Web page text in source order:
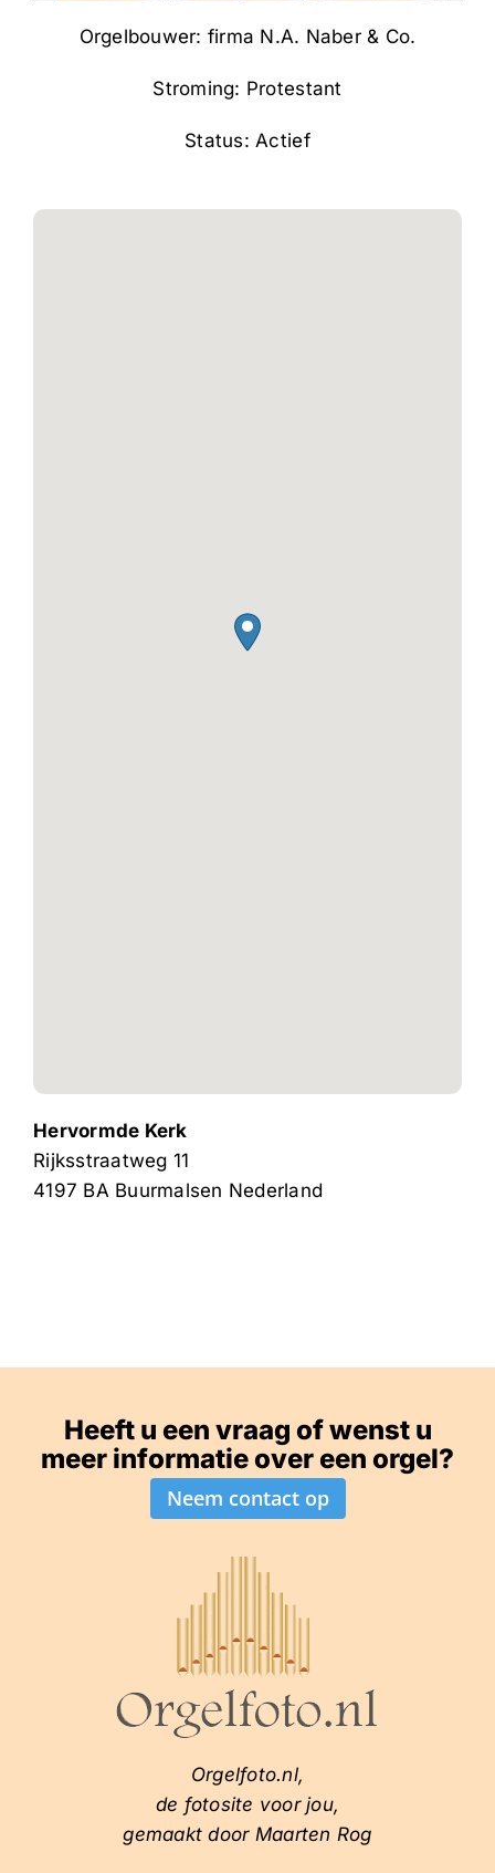
Orgelbouwer: firma N.A. Naber & Co.
Stroming: Protestant
Status: Actief
Hervormde Kerk
Rijksstraatweg 11
4197 BA Buurmalsen Nederland
Heeft u een vraag of wenst u
meer informatie over een orgel?
Neem contact op
Orgelfoto.nl,
de fotosite voor jou,
gemaakt door Maarten Rog